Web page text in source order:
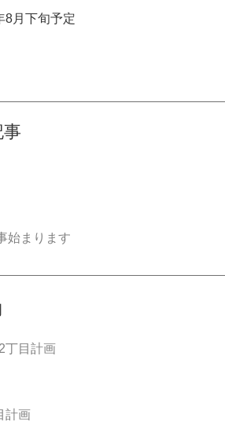
8月下旬予定
始まります
丁目計画
計画